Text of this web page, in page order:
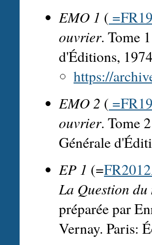
EMO 1 (
ouvrier. Tome
d'Éditions,
https://
EMO 2 (
ouvrier. Tome
Générale
EP 1 (=
La Question
préparée par
Vernay. Paris: